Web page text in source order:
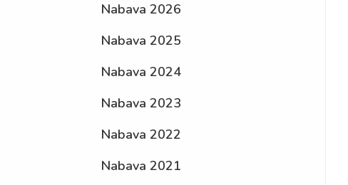
Nabava 2026
Nabava 2025
Nabava 2024
Nabava 2023
Nabava 2022
Nabava 2021